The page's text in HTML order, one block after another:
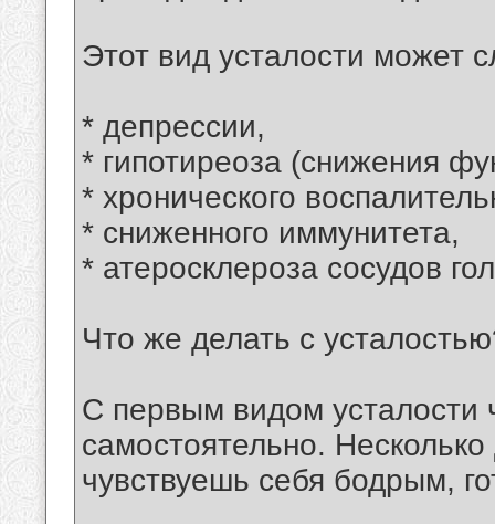
Этот вид усталости может
* депрессии,
* гипотиреоза (снижения
* хронического
* сниженного иммунитета,
* атеросклероза сосудов
Что же делать с
С первым видом усталости
самостоятельно.
чувствуешь себя бодрым,